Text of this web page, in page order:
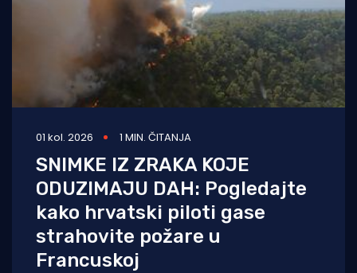
01 kol. 2026 1 MIN. ČITANJA
SNIMKE IZ ZRAKA KOJE
ODUZIMAJU DAH: Pogledajte
kako hrvatski piloti gase
strahovite požare u
Francuskoj